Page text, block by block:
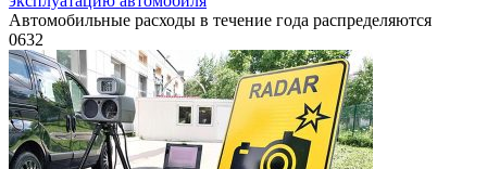
Автомобильные расходы в течение года распределяются
0632